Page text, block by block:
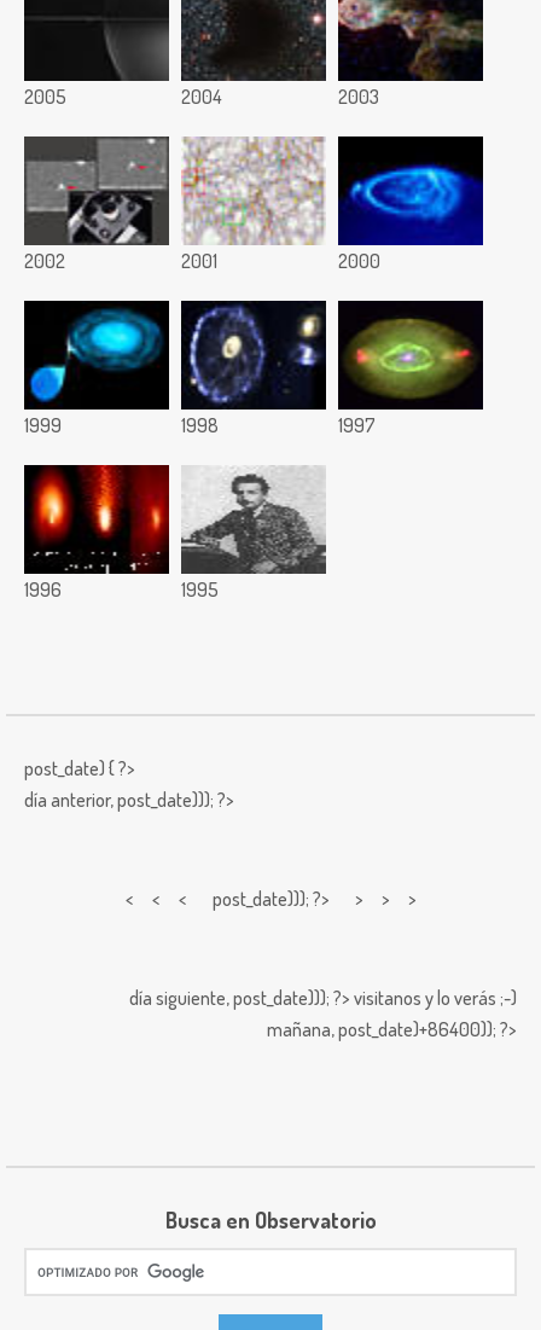
2005 2004 2003
2002 2001 2000
1999 1998 1997
1996 1995
post_date) { ?>
día anterior,post_date))); ?>
< < < post_date))); ?> > > >
día siguiente,post_date))); ?> visitanos y lo verás ;-)
mañana,post_date)+86400)); ?>
Busca en Observatorio